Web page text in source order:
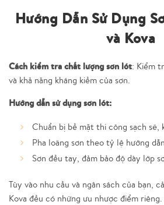
Hướng Dẫn Sử Dụng
và Kova
Cách kiểm tra chất lượng sơn lót: Kiểm
và khả năng kháng kiềm của sơn.
Hướng dẫn sử dụng sơn lót:
Chuẩn bị bề mặt thi công sạch sẽ,
Pha loãng sơn theo tỷ lệ hướng
Sơn đều tay, đảm bảo độ dày lớp
Tùy vào nhu cầu và ngân sách của bạn,
Kova đều có những ưu nhược điểm